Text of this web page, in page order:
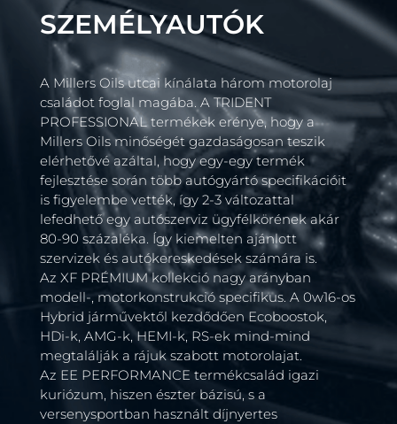
SZEMÉLYAUTÓK
A Millers Oils utcai kínálata három motorolaj
családot foglal magába. A TRIDENT
PROFESSIONAL termékek erénye, hogy a
Millers Oils minőségét gazdaságosan teszik
elérhetővé azáltal, hogy egy-egy termék
fejlesztése során több autógyártó specifikációit
is figyelembe vették, így 2-3 változattal
lefedhető egy autószerviz ügyfélkörének akár
80-90 százaléka. Így kiemelten ajánlott
szervizek és autókereskedések számára is.
Az XF PRÉMIUM kollekció nagy arányban
modell-, motorkonstrukció specifikus. A 0w16-os
Hybrid járművektől kezdődően Ecoboostok,
HDi-k, AMG-k, HEMI-k, RS-ek mind-mind
megtalálják a rájuk szabott motorolajat.
Az EE PERFORMANCE termékcsalád igazi
kuriózum, hiszen észter bázisú, s a
versenysportban használt díjnyertes